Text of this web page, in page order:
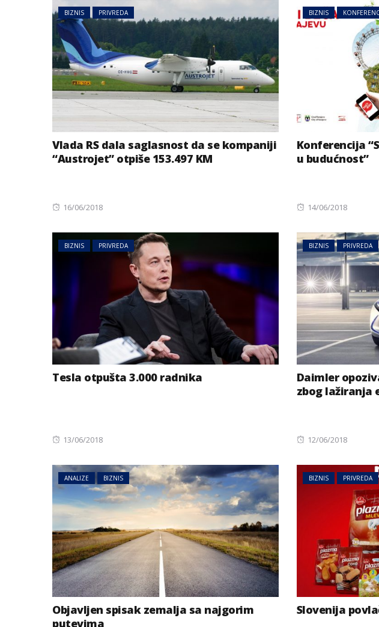
BIZNIS PRIVREDA
Vlada RS dala saglasnost da se kompaniji
“Austrojet” otpiše 153.497 KM
Posted
16/06/2018
BIZNIS
Konferencija
u budućnost”
Posted
14/06/2018
BIZNIS PRIVREDA
Tesla otpušta 3.000 radnika
Posted
13/06/2018
BIZNIS PRIVREDA
Daimler
zbog lažiranja
Posted
12/06/2018
ANALIZE BIZNIS
Objavljen spisak zemalja sa najgorim
putevima
BIZNIS PRIVREDA
Slovenija